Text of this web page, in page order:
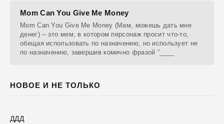
НОВОЕ И НЕ ТОЛЬКО
ДДД
Mom Can You Give Me Money
Mom Can You Give Me Money (Мам, можешь дать мне
денег) – это мем, в котором персонаж просит что-то,
обещая использовать по назначению, но использует не
по назначению, завершив комично фразой “____